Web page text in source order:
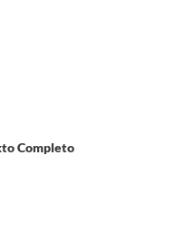
Completo